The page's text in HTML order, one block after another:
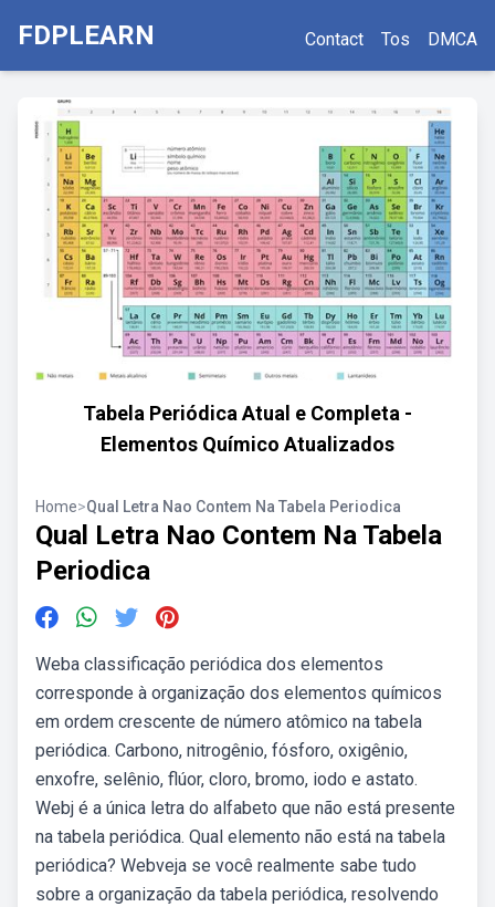
FDPLEARN Contact Tos DMCA
Tabela Periódica Atual e Completa -
Elementos Químico Atualizados
Home>Qual Letra Nao Contem Na Tabela Periodica
Qual Letra Nao Contem Na Tabela
Periodica
Weba classificação periódica dos elementos
corresponde à organização dos elementos químicos
em ordem crescente de número atômico na tabela
periódica. Carbono, nitrogênio, fósforo, oxigênio,
enxofre, selênio, flúor, cloro, bromo, iodo e astato.
Webj é a única letra do alfabeto que não está presente
na tabela periódica. Qual elemento não está na tabela
periódica? Webveja se você realmente sabe tudo
sobre a organização da tabela periódica, resolvendo